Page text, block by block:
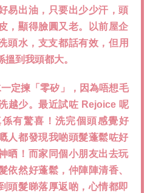
易出油，只要出少少汗，頭
，顯得臉圓又老。以前屋企
頭水，支支都話有效，但用
到我頭都大。
定揀「零矽」，因為唔想毛
越少。最近試咗 Rejoice 呢
有驚喜！洗完個頭感覺好
人都發現我啲頭髮蓬鬆咗好
晒！而家同個小朋友出去玩
依然好蓬鬆，仲陣陣清香、
頭髮睇落厚返啲，心情都即